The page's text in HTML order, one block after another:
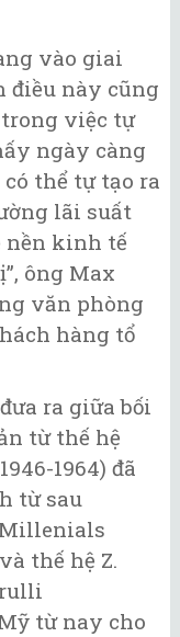
vào giai
điều này cũng
việc tự
ngày càng
thể tự tạo ra
lãi suất
nền kinh tế
ông Max
văn phòng
hàng tổ
ra giữa bối
từ thế hệ
1964) đã
từ sau
Millenials
thế hệ Z.
từ nay cho